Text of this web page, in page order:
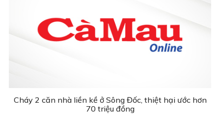
Cháy 2 căn nhà liền kề ở Sông Đốc, thiệt hại ước hơn
70 triệu đồng